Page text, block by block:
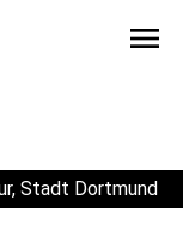
menu
Stadt Dortmund